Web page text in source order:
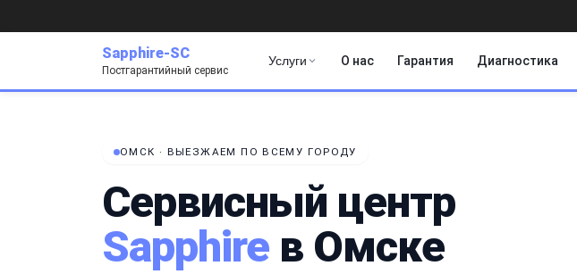
Sapphire-SC
Постгарантийный сервис
Услуги О нас Гарантия Диагностика
ОМСК · ВЫЕЗЖАЕМ ПО ВСЕМУ ГОРОДУ
Сервисный центр
Sapphire в Омске